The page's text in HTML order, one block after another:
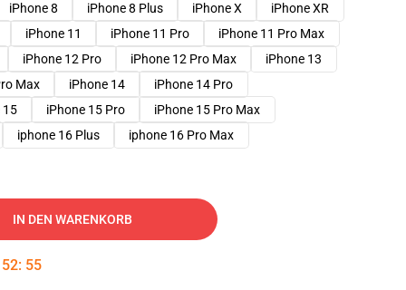
iPhone 8 iPhone 8 Plus iPhone X
iPhone XR
iPhone 11 iPhone 11 Pro
iPhone 11 Pro Max
iPhone 12 Pro iPhone 12 Pro Max
iPhone 13
Max iPhone 14
iPhone 14 Pro
15 iPhone 15 Pro
iPhone 15 Pro Max
iphone 16 Plus iphone 16 Pro Max
IN DEN WARENKORB
52: 54